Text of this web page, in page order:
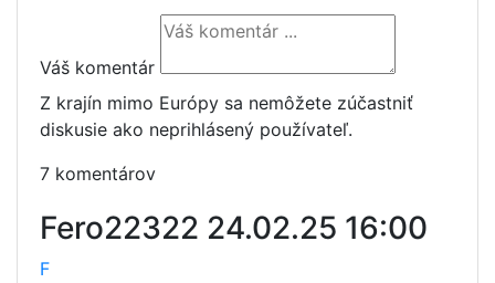
Váš komentár
Z krajín mimo Európy sa nemôžete zúčastniť
diskusie ako neprihlásený používateľ.
7 komentárov
Fero22322 24.02.25 16:00
F